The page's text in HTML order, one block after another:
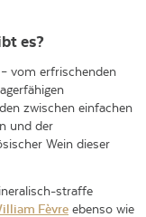
es?
vom erfrischenden
zwischen einfachen
und der
Wein dieser
straffe
Fèvre ebenso wie